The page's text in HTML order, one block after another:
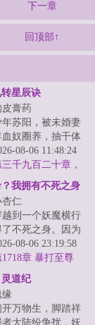
下一章
回顶部↑
转星辰诀
膏药
苏阳，被未婚妻
奴圈养，抽干体
断手脚筋丢弃妖
死...
08-06 11:48:24
三千九百二十章，
暗魔神！
我拥有不死之身
杏仁
到一个妖魔横行
不死之身。因为
仪式很费钱，他
着...
08-06 23:19:58
1718章 暴打至尊
灵道纪
缘
万物生，脚踏祥
大陆纷争扰，妖